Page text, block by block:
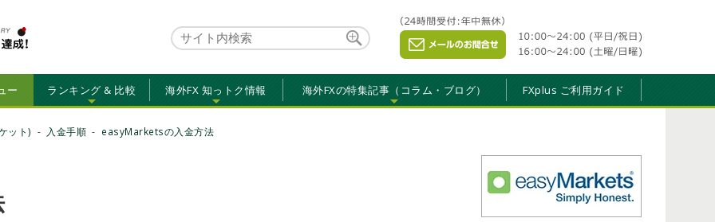
ー ランキング & 比較 海外FX 知っトク情報 海外FXの特集記事（コラム・ブログ） FXplus ご利用ガイド
ット) 入金手順 easyMarketsの入金方法